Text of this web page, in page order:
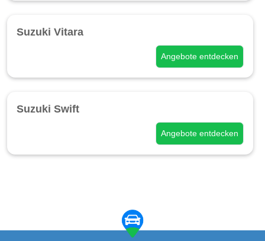
Suzuki Vitara
Angebote entdecken
Suzuki Swift
Angebote entdecken